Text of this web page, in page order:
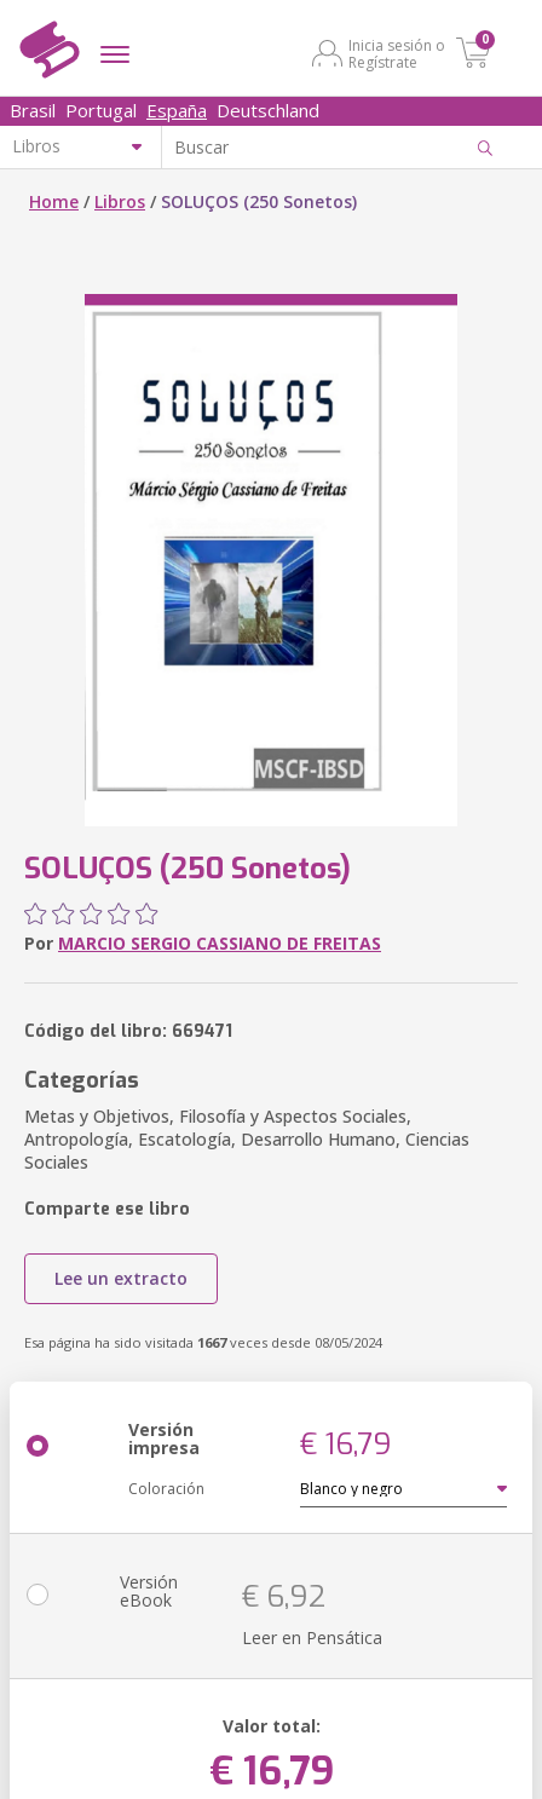
Inicia sesión o
Regístrate
0
Brasil Portugal España Deutschland
Home / Libros / SOLUÇOS (250 Sonetos)
SOLUÇOS (250 Sonetos)
Por MARCIO SERGIO CASSIANO DE FREITAS
Código del libro: 669471
Categorías
Metas y Objetivos, Filosofía y Aspectos Sociales,
Antropología, Escatología, Desarrollo Humano, Ciencias
Sociales
Comparte ese libro
Lee un extracto
Esa página ha sido visitada 1667veces desde 08/05/2024
Versión
impresa € 16,79
Coloración
Versión
eBook € 6,92
Leer en Pensática
Valor total:
€ 16,79